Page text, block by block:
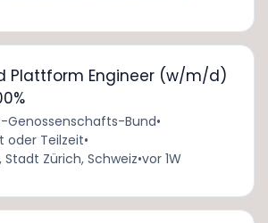
Plattform Engineer (w/m/d)
Genossenschafts-Bund•
oder Teilzeit•
Stadt Zürich, Schweiz•vor 1W